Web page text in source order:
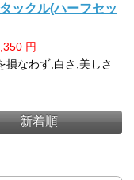
ックル(ハーフセッ
円
損なわず,白さ,美しさ
新着順